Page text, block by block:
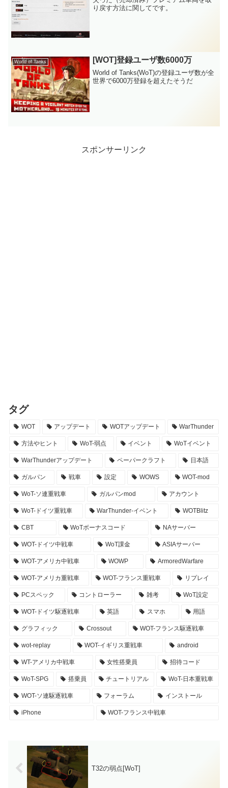
り戻す方法に関してです。
World of Tanks [WOT]登録ユーザ数6000万
World of Tanks(WoT)の登録ユーザ数が全
世界で6000万登録を超えたそうだ
スポンサーリンク
タグ
WOT アップデート WOTアップデート WarThunder
方法やヒント WoT-弱点 イベント WoTイベント
WarThunderアップデート ペーパークラフト 日本語
ガルパン 戦車 設定 WOWS WOT-mod
WoT-ソ連重戦車 ガルパンmod アカウント
WoT-ドイツ重戦車 WarThunder-イベント WOTBlitz
CBT WoTボーナスコード NAサーバー
WOT-ドイツ中戦車 WoT課金 ASIAサーバー
WOT-アメリカ中戦車 WOWP ArmoredWarfare
WOT-アメリカ重戦車 WOT-フランス重戦車 リプレイ
PCスペック コントローラー 雑考 WoT設定
WOT-ドイツ駆逐戦車 英語 スマホ 用語
グラフィック Crossout WOT-フランス駆逐戦車
wot-replay WOT-イギリス重戦車 android
WT-アメリカ中戦車 女性搭乗員 招待コード
WoT-SPG 搭乗員 チュートリアル WoT-日本重戦車
WOT-ソ連駆逐戦車 フォーラム インストール
iPhone WOT-フランス中戦車
T32の弱点[WoT]